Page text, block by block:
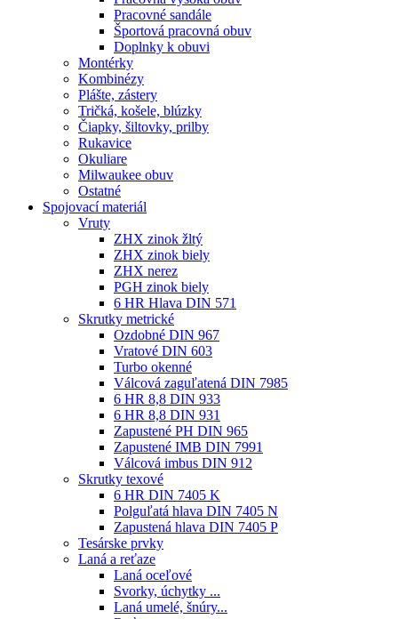
Pracovné sandále
Športová pracovná obuv
Doplnky k obuvi
Montérky
Kombinézy
Plášte, zástery
Tričká, košele, blúzky
Čiapky, šiltovky, prilby
Rukavice
Okuliare
Milwaukee obuv
Ostatné
Spojovacímateriál
Vruty
ZHX zinok žltý
ZHX zinok biely
ZHX nerez
PGH zinok biely
6 HR Hlava DIN 571
Skrutky metrické
Ozdobné DIN 967
Vratové DIN 603
Turbo okenné
Válcová zaguľatená DIN 7985
6 HR 8,8 DIN 933
6 HR 8,8 DIN 931
Zapustené PH DIN 965
Zapustené IMB DIN 7991
Válcová imbus DIN 912
Skrutky texové
6 HR DIN 7405 K
Polguľatá hlava DIN 7405 N
Zapustená hlava DIN 7405 P
Tesárske prvky
Laná a reťaze
Laná oceľové
Svorky, úchytky ...
Laná umelé, šnúry...